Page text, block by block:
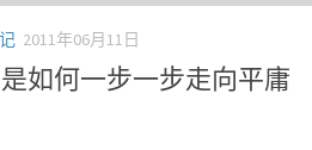
2011年06月11日
如何一步一步走向平庸